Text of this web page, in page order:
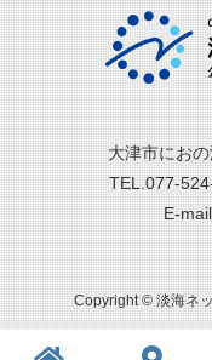
大津市にお
TEL.077-
E-
Copyright © 淡海ネ